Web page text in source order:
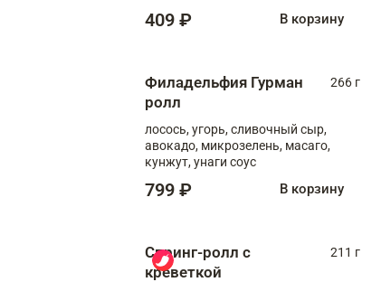
409 ₽ В корзину
Филадельфия Гурман
ролл
266 г
лосось, угорь, сливочный сыр,
авокадо, микрозелень, масаго,
кунжут, унаги соус
799 ₽ В корзину
Спринг-ролл с
креветкой
211 г